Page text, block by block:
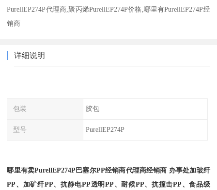
PurellEP274P代理商,聚丙烯PurellEP274P价格,哪里有PurellEP274P经
销商
详细说明
包装 胶包
型号 PurellEP274P
哪里有卖PurellEP274P 巴塞尔PP经销商代理商经销商 办事处加玻纤
PP、加矿纤PP、抗静电PP透明PP、耐候PP、抗撞击PP、食品级